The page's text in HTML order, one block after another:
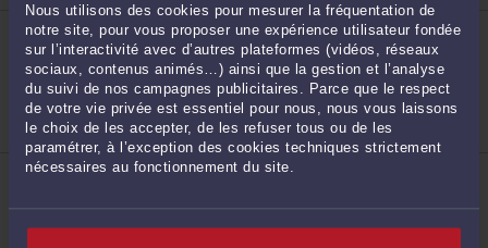
Nous utilisons des cookies pour mesurer la fréquentation de
notre site, pour vous proposer une expérience utilisateur fondée
sur l’interactivité avec d’autres plateformes (vidéos, réseaux
sociaux, contenus animés…) ainsi que la gestion et l’analyse
du suivi de nos campagnes publicitaires. Parce que le respect
de votre vie privée est essentiel pour nous, nous vous laissons
le choix de les accepter, de les refuser tous ou de les
paramétrer, à l’exception des cookies techniques strictement
nécessaires au fonctionnement du site.
9
ME JACQUES-LOUIS COLOMBANI
4 rue Albert 1er 59140 DUNKERQUE
Accepte les consultations vidéo
Droit du crédit et de la consommation
Droit de la famille, divorce, séparation
Responsabilité civile
ME MARION POULLAIN
Accepte les consultations vidéo
Droit de la famille, des personnes et de leur